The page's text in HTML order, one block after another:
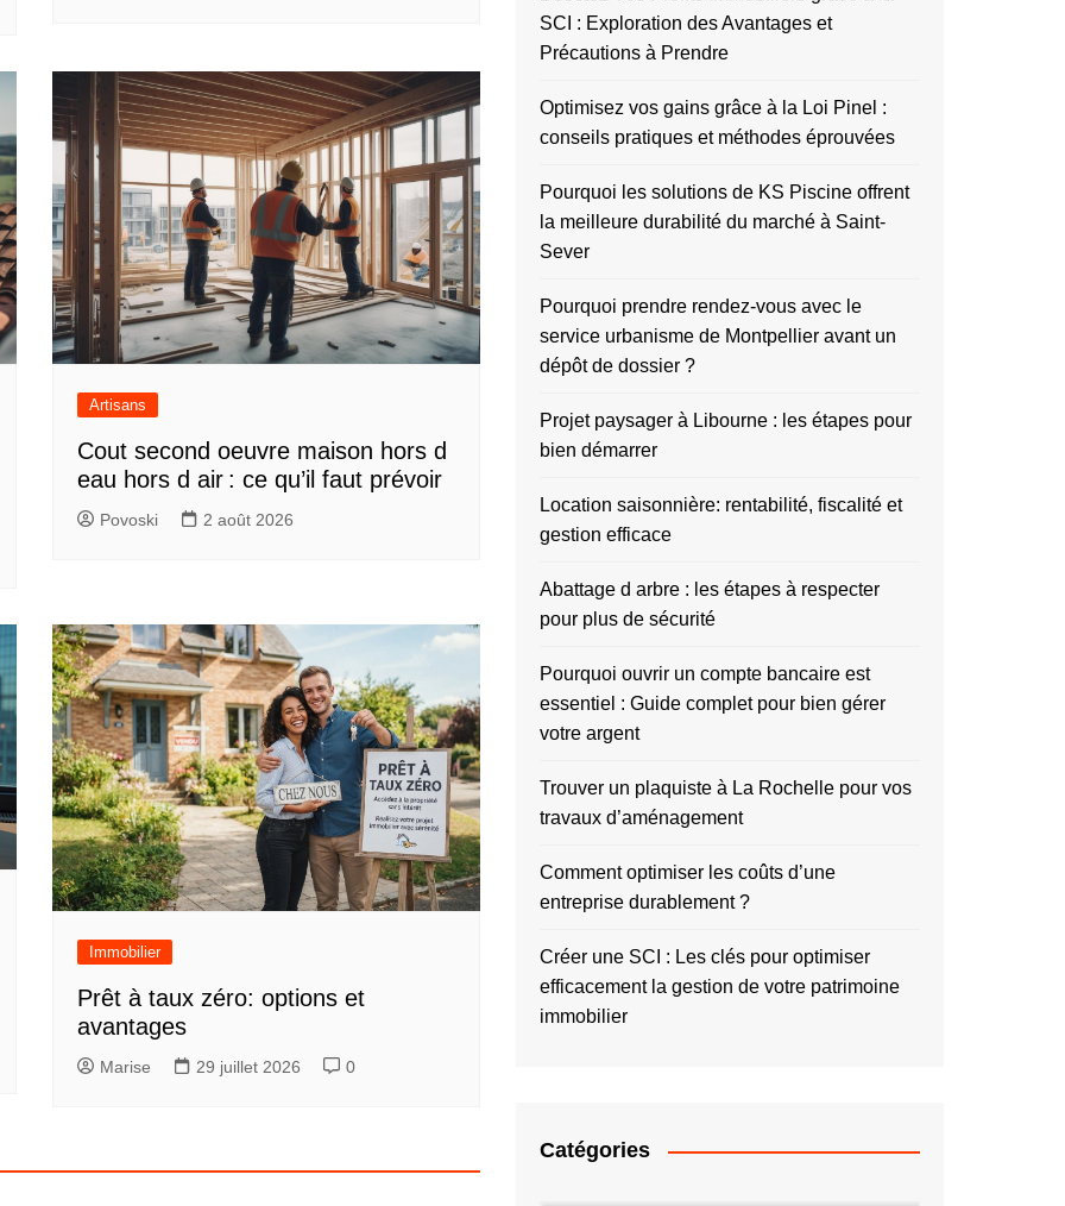
Artisans
Cout second oeuvre maison hors d
eau hors d air : ce qu’il faut prévoir
Povoski 2 août 2026
Immobilier
Prêt à taux zéro: options et
avantages
Marise 29 juillet 2026 0
SCI : Exploration des Avantages et
Précautions à Prendre
Optimisez vos gains grâce à la Loi Pinel :
conseils pratiques et méthodes éprouvées
Pourquoi les solutions de KS Piscine offrent
la meilleure durabilité du marché à Saint-
Sever
Pourquoi prendre rendez-vous avec le
service urbanisme de Montpellier avant un
dépôt de dossier ?
Projet paysager à Libourne : les étapes pour
bien démarrer
Location saisonnière: rentabilité, fiscalité et
gestion efficace
Abattage d arbre : les étapes à respecter
pour plus de sécurité
Pourquoi ouvrir un compte bancaire est
essentiel : Guide complet pour bien gérer
votre argent
Trouver un plaquiste à La Rochelle pour vos
travaux d’aménagement
Comment optimiser les coûts d’une
entreprise durablement ?
Créer une SCI : Les clés pour optimiser
efficacement la gestion de votre patrimoine
immobilier
Catégories